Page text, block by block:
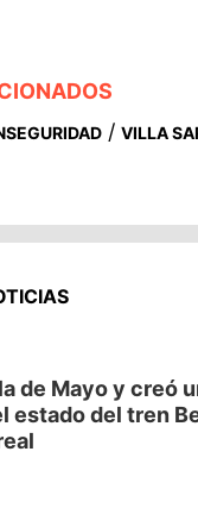
/ VILLA
de Mayo y creó
estado del tren